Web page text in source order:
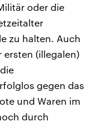
oder die
zu halten. Auch
ersten (illegalen)
gegen das
und Waren im
durch